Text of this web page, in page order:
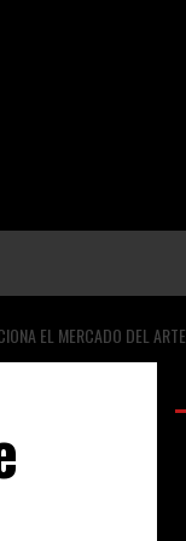
EL MERCADO DEL ARTE